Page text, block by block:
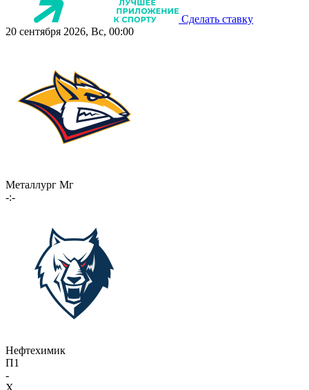
Сделать ставку
20 сентября 2026, Вс, 00:00
Металлург Мг
-:-
Нефтехимик
П1
-